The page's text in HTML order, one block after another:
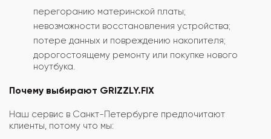
перегоранию материнской платы;
невозможности восстановления устройства;
потере данных и повреждению накопителя;
дорогостоящему ремонту или покупке нового
ноутбука.
Почему выбирают GRIZZLY.FIX
Наш сервис в Санкт-Петербурге предпочитают
клиенты, потому что мы: